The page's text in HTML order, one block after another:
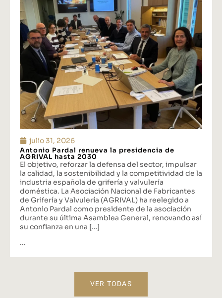
julio 31, 2026
Antonio Pardal renueva la presidencia de
AGRIVAL hasta 2030
El objetivo, reforzar la defensa del sector, impulsar
la calidad, la sostenibilidad y la competitividad de la
industria española de grifería y valvulería
doméstica. La Asociación Nacional de Fabricantes
de Grifería y Valvulería (AGRIVAL) ha reelegido a
Antonio Pardal como presidente de la asociación
durante su última Asamblea General, renovando así
su confianza en una […]
...
VER TODAS